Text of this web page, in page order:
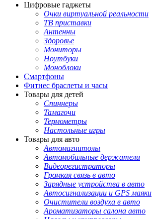
Цифровые гаджеты
Очки виртуальной реальности
ТВ приставки
Антенны
Здоровье
Мониторы
Ноутбуки
Моноблоки
Смартфоны
Фитнес браслеты и часы
Товары для детей
Спиннеры
Тамагочи
Термометры
Настольные игры
Товары для авто
Автомагнитолы
Автомобильные держатели
Видеорегистраторы
Громкая связь в авто
Зарядные устройства в авто
Автосигнализации и GPS маяки
Очистители воздуха в авто
Ароматизаторы салона авто